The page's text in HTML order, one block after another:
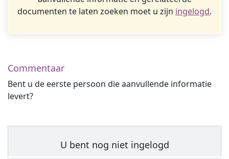
documenten te laten zoeken moet u zijn ingelogd.
Commentaar
Bent u de eerste persoon die aanvullende informatie
levert?
U bent nog niet ingelogd